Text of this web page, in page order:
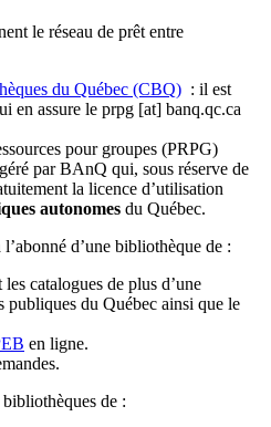
le réseau de prêt entre
du Québec (CBQ) : il est
en assure le prpg [at] banq.qc.ca
pour groupes (PRPG)
par BAnQ qui, sous réserve de
la licence d’utilisation
autonomes du Québec.
d’une bibliothèque de :
catalogues de plus d’une
publiques du Québec ainsi que le
en ligne.
de :